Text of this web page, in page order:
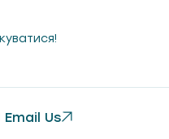
Email Us